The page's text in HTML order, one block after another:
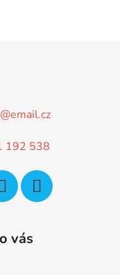
@email.cz
192 538
vás